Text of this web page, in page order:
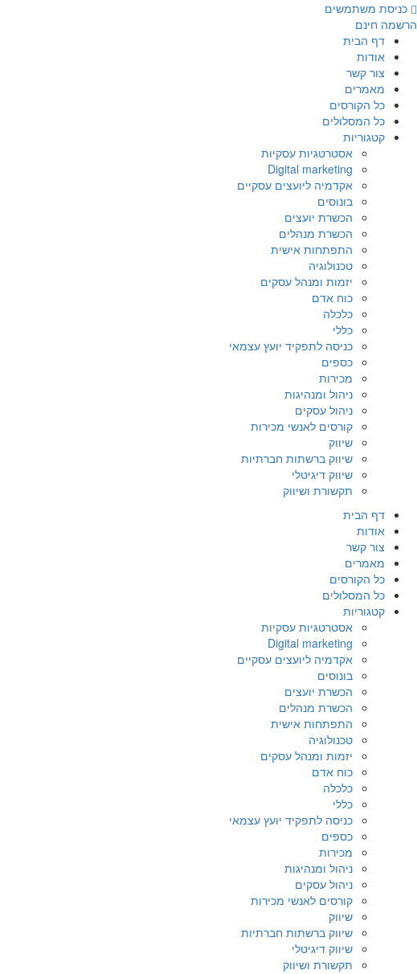
דלג
לתוכן
כניסת משתמשים
הרשמה חינם
דף הבית
אודות
צור קשר
מאמרים
כל הקורסים
כל המסלולים
קטגוריות
אסטרטגיות עסקיות
Digital marketing
אקדמיה ליועצים עסקיים
בונוסים
הכשרת יועצים
הכשרת מנהלים
התפתחות אישית
טכנולוגיה
יזמות ומנהל עסקים
כוח אדם
כלכלה
כללי
כניסה לתפקיד יועץ עצמאי
כספים
מכירות
ניהול ומנהיגות
ניהול עסקים
קורסים לאנשי מכירות
שיווק
שיווק ברשתות חברתיות
שיווק דיגיטלי
תקשורת ושיווק
דף הבית
אודות
צור קשר
מאמרים
כל הקורסים
כל המסלולים
קטגוריות
אסטרטגיות עסקיות
Digital marketing
אקדמיה ליועצים עסקיים
בונוסים
הכשרת יועצים
הכשרת מנהלים
התפתחות אישית
טכנולוגיה
יזמות ומנהל עסקים
כוח אדם
כלכלה
כללי
כניסה לתפקיד יועץ עצמאי
כספים
מכירות
ניהול ומנהיגות
ניהול עסקים
קורסים לאנשי מכירות
שיווק
שיווק ברשתות חברתיות
שיווק דיגיטלי
תקשורת ושיווק